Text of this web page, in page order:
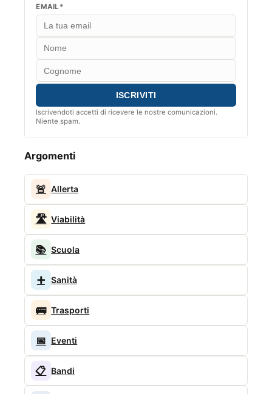
EMAIL*
Iscrivendoti accetti di ricevere le nostre comunicazioni.
Niente spam.
Argomenti
🚨 Allerta
🛣️ Viabilità
📚 Scuola
➕ Sanità
🚌 Trasporti
📅 Eventi
📋 Bandi